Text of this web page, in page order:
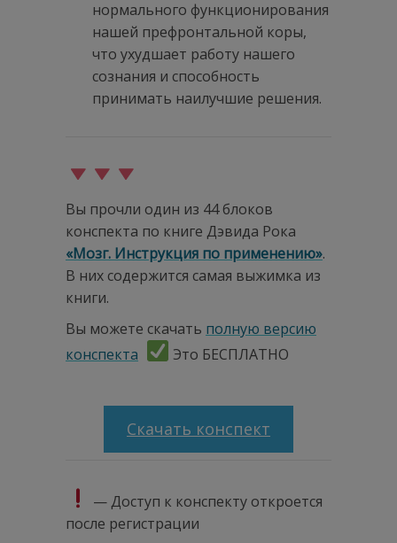
нормального функционирования
нашей префронтальной коры,
что ухудшает работу нашего
сознания и способность
принимать наилучшие решения.
Вы прочли один из 44 блоков
конспекта по книге Дэвида Рока
«Мозг. Инструкция по применению».
В них содержится самая выжимка из
книги.
Вы можете скачать полную версию
конспекта
Это БЕСПЛАТНО
Скачать конспект
— Доступ к конспекту откроется
после регистрации